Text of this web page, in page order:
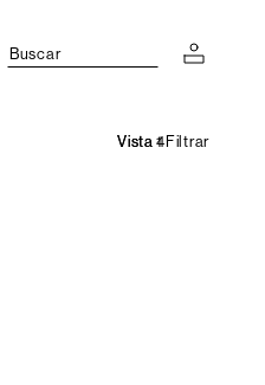
Buscar
Filtrar